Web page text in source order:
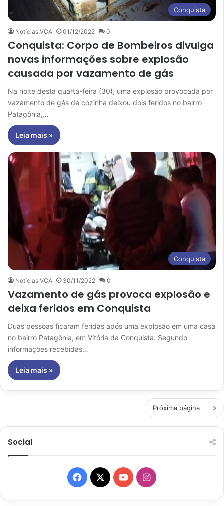
Conquista
Notícias VCA 01/12/2022 0
Conquista: Corpo de Bombeiros divulga
novas informações sobre explosão
causada por vazamento de gás
Na noite desta quarta-feira (30), uma explosão provocada por
vazamento de gás de cozinha deixou dois feridos no bairro
Patagônia,…
Leia mais »
Conquista
Notícias VCA 30/11/2022 0
Vazamento de gás provoca explosão e
deixa feridos em Conquista
Duas pessoas ficaram feridas após uma explosão em uma casa
no bairro Patagônia, em Vitória da Conquista. Segundo
informações recebidas…
Leia mais »
Próxima página
Social
Facebook
X YouTubeInstagram